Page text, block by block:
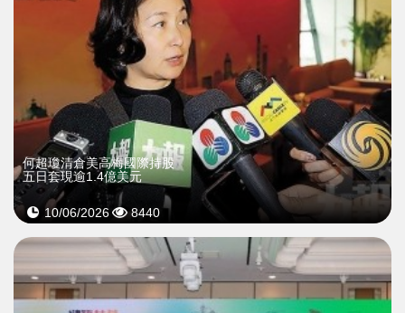
何超瓊清倉美高梅國際持股
五日套現逾1.4億美元
10/06/2026 8440